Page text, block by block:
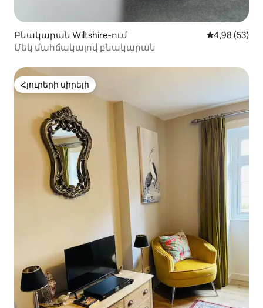
Բնակարան Wiltshire-ում Միջին
4,98 (53)
Մեկ մահճակալով բնակարան
Հյուրերի սիրելի
Հյուրերի սիրելի